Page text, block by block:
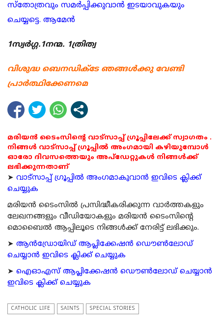
സ്തോത്രവും സമർപ്പിക്കുവാൻ ഇടയാവുകയും
ചെയ്യട്ടെ. ആമേൻ
1സ്വർഗ്ഗ.1നന്മ. 1ത്രിത്വ
വിശുദ്ധ ബെനഡിക്‌ടേ ഞങ്ങള്‍ക്കു വേണ്ടി
പ്രാര്‍ത്ഥിക്കേണമെ
മരിയൻ ടൈംസിന്റെ വാട്സാപ്പ് ഗ്രൂപ്പിലേക്ക് സ്വാഗതം .
നിങ്ങൾ വാട്സാപ്പ് ഗ്രൂപ്പിൽ അംഗമായി കഴിയുമ്പോൾ
ഓരോ ദിവസത്തെയും അപ്ഡേറ്റുകൾ നിങ്ങൾക്ക്
ലഭിക്കുന്നതാണ്
➤ വാട്സാപ്പ് ഗ്രൂപ്പിൽ അംഗമാകുവാൻ ഇവിടെ ക്ലിക്ക്
ചെയ്യുക
മരിയന്‍ ടൈംസില്‍ പ്രസിദ്ധീകരിക്കുന്ന വാര്‍ത്തകളും
ലേഖനങ്ങളും വീഡിയോകളും മരിയന്‍ ടൈംസിന്റെ
മൊബൈല്‍ ആപ്പിലൂടെ നിങ്ങള്‍ക്ക് നേരിട്ട് ലഭിക്കും.
➤ ആന്‍ഡ്രോയിഡ് ആപ്ലിക്കേഷന്‍ ഡൌണ്‍ലോഡ്
ചെയ്യാന്‍ ഇവിടെ ക്ലിക്ക് ചെയ്യുക
➤ ഐഓഎസ് ആപ്ലിക്കേഷന്‍ ഡൌണ്‍ലോഡ് ചെയ്യാന്‍
ഇവിടെ ക്ലിക്ക് ചെയ്യുക
CATHOLIC LIFE SAINTS SPECIAL STORIES